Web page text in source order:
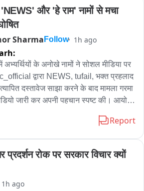
और 'हे राम' नामों से मचा
Sharma Follow 1h ago
में अभ्यर्थियों के अनोखे नामों ने सोशल मीडिया पर
द्वारा NEWS, tufail, भक्त प्रहलाद
दस्तावेज साझा करने के बाद मामला गरमा
जारी कर अपनी पहचान स्पष्ट की। आयोग
सभी साथियों को अब मेंस की तैयारी के
Report
प्रदर्शन रोक पर सरकार विचार क्यों
1h ago